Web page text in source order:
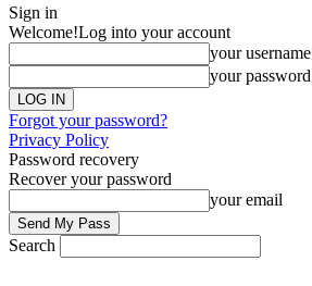
Sign in
Welcome!Log into your account
your username
your password
Forgot your password?
Privacy Policy
Password recovery
Recover your password
your email
Search